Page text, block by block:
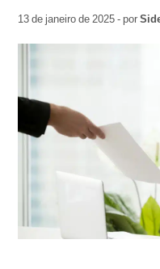
13 de janeiro de 2025 - por